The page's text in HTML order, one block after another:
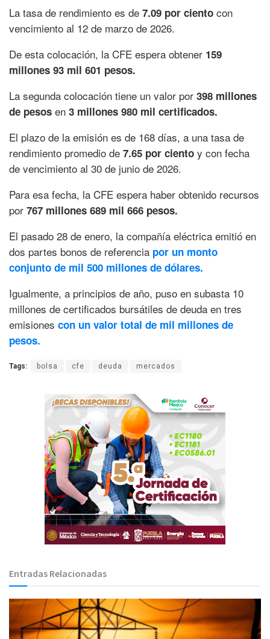
La tasa de rendimiento es de 7.09 por ciento con
vencimiento al 12 de marzo de 2026.
De esta colocación, la CFE espera obtener 159
millones 93 mil 601 pesos.
La segunda colocación tiene un valor por 398 millones
de pesos en 3 millones 980 mil certificados.
El plazo de la emisión es de 168 días, a una tasa de
rendimiento promedio de 7.65 por ciento y con fecha
de vencimiento al 30 de junio de 2026.
Para esa fecha, la CFE espera haber obtenido recursos
por 767 millones 689 mil 666 pesos.
El pasado 28 de enero, la compañía eléctrica emitió en
dos partes bonos de referencia por un monto
conjunto de mil 500 millones de dólares.
Igualmente, a principios de año, puso en subasta 10
millones de certificados bursátiles de deuda en tres
emisiones con un valor total de mil millones de
pesos.
Tags: bolsa cfe deuda mercados
Entradas Relacionadas